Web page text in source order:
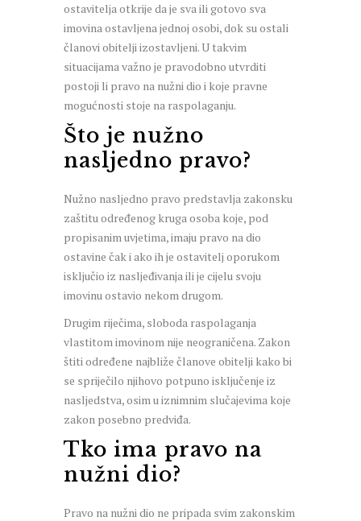
ostavitelja otkrije da je sva ili gotovo sva
imovina ostavljena jednoj osobi, dok su ostali
članovi obitelji izostavljeni. U takvim
situacijama važno je pravodobno utvrditi
postoji li pravo na nužni dio i koje pravne
mogućnosti stoje na raspolaganju.
Što je nužno
nasljedno pravo?
Nužno nasljedno pravo predstavlja zakonsku
zaštitu određenog kruga osoba koje, pod
propisanim uvjetima, imaju pravo na dio
ostavine čak i ako ih je ostavitelj oporukom
isključio iz nasljeđivanja ili je cijelu svoju
imovinu ostavio nekom drugom.
Drugim riječima, sloboda raspolaganja
vlastitom imovinom nije neograničena. Zakon
štiti određene najbliže članove obitelji kako bi
se spriječilo njihovo potpuno isključenje iz
nasljedstva, osim u iznimnim slučajevima koje
zakon posebno predviđa.
Tko ima pravo na
nužni dio?
Pravo na nužni dio ne pripada svim zakonskim